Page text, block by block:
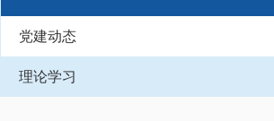
党建动态
理论学习